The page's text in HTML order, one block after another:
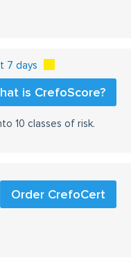
7 days
is CrefoScore?
10 classes of risk.
Order CrefoCert